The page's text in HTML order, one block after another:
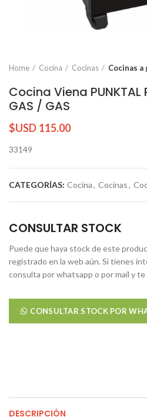
Home Cocina Cocinas Cocinas a
Cocina Viena PUNKTAL
GAS / GAS
$USD 115.00
33149
CATEGORÍAS: Cocina, Cocinas,
CONSULTAR STOCK
Puede que haya stock de este
registrado en la web aún. Si tienes
consulta por whatsapp o por mail y
CONSULTAR STOCK POR
DESCRIPCIÓN